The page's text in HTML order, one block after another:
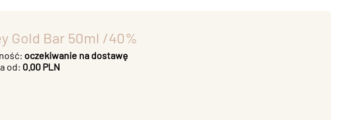
Gold Bar 50ml /40%
oczekiwanie na dostawę
od: 0.00 PLN